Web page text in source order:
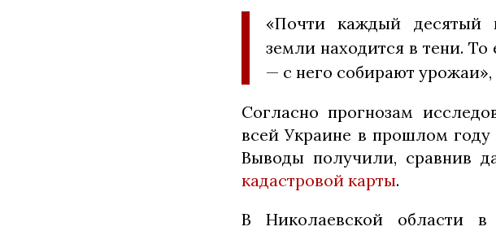
«Почти каждый десятый
земли находится в тени.
— с него собирают
Согласно прогнозам
всей Украине в прошлом году
Выводы получили, сравнив
кадастровой карты.
В Николаевской области